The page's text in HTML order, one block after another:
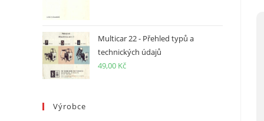
Multicar 22 - Přehled typů a
technických údajů
49,00 Kč
Výrobce